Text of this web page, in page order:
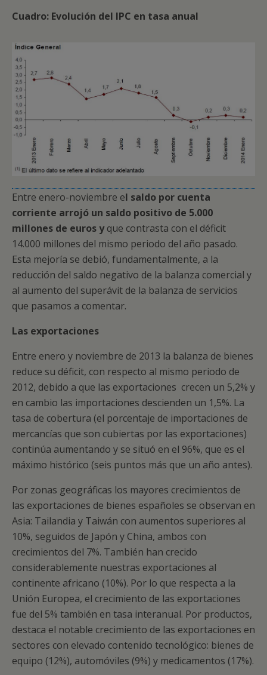
Cuadro: Evolución del IPC en tasa anual
Entre enero-noviembre el saldo por cuenta
corriente arrojó un saldo positivo de 5.000
millones de euros yque contrasta con el déficit
14.000 millones del mismo periodo del año pasado.
Esta mejoría se debió, fundamentalmente, a la
reducción del saldo negativo de la balanza comercial y
al aumento del superávit de la balanza de servicios
que pasamos a comentar.
Las exportaciones
Entre enero y noviembre de 2013 la balanza de bienes
reduce su déficit, con respecto al mismo periodo de
2012, debido a que las exportaciones crecen un 5,2% y
en cambio las importaciones descienden un 1,5%. La
tasa de cobertura (el porcentaje de importaciones de
mercancías que son cubiertas por las exportaciones)
continúa aumentando y se situó en el 96%, que es el
máximo histórico (seis puntos más que un año antes).
Por zonas geográficas los mayores crecimientos de
las exportaciones de bienes españoles se observan en
Asia: Tailandia y Taiwán con aumentos superiores al
10%, seguidos de Japón y China, ambos con
crecimientos del 7%. También han crecido
considerablemente nuestras exportaciones al
continente africano (10%). Por lo que respecta a la
Unión Europea, el crecimiento de las exportaciones
fue del 5% también en tasa interanual. Por productos,
destaca el notable crecimiento de las exportaciones en
sectores con elevado contenido tecnológico: bienes de
equipo (12%), automóviles (9%) y medicamentos (17%).